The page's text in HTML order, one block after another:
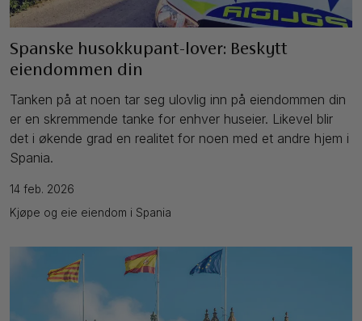
Spanske husokkupant-lover: Beskytt
eiendommen din
Tanken på at noen tar seg ulovlig inn på eiendommen din
er en skremmende tanke for enhver huseier. Likevel blir
det i økende grad en realitet for noen med et andre hjem i
Spania.
14 feb. 2026
Kjøpe og eie eiendom i Spania